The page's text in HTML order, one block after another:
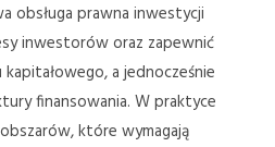
obsługa prawna inwestycji
inwestorów oraz zapewnić
a jednocześnie
finansowania. W praktyce
które wymagają